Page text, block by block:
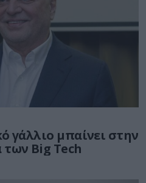
γάλλιο μπαίνει στην
Big Tech